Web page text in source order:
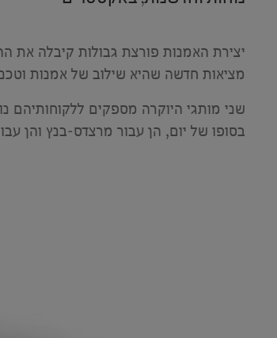
​יצירת האמנות פורצת גבולות קיבלה
מציאות חדשה שהיא שילוב של אמנות
שני מותגי היוקרה מספקים ללקוחותיהם
בסופו של יום, הן עבור מרצדס-בנץ והן